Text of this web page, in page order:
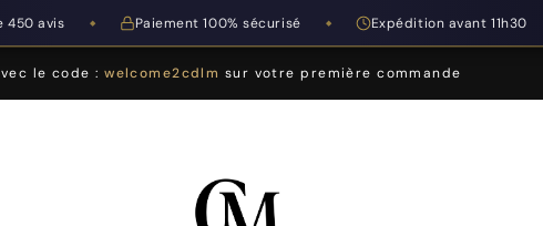
450 avis ◆ Paiement 100% sécurisé ◆ Expédition avant 11h30
le code :welcome2cdlm sur votre première commande